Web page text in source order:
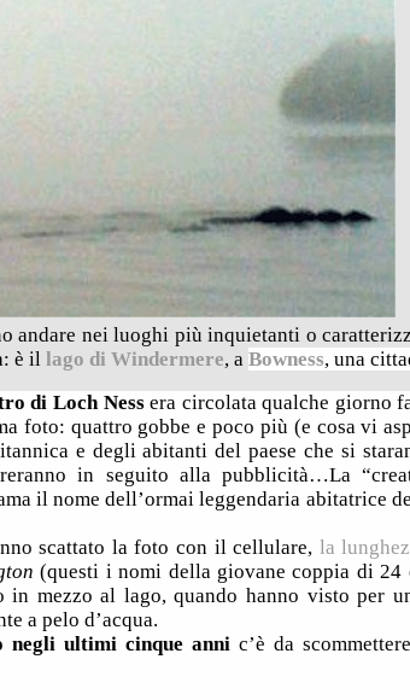
andare nei luoghi più inquietanti o
è illago di Windermere, aBowness, una
di Loch Nessera circolata qualche giorno
foto: quattro gobbe e poco più (e cosa vi
e degli abitanti del paese che si
in seguito alla pubblicità…La
il nome dell’ormai leggendaria abitatrice
scattato la foto con il cellulare, la
(questi i nomi della giovane coppia di 24
mezzo al lago, quando hanno visto per
a pelo d’acqua.
negli ultimi cinque anni c’è da